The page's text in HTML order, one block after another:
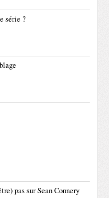
série ?
pas sur Sean Connery